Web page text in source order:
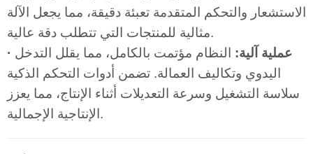
الاستشعار والتحكم المتقدمة تعبئة دقيقة، مما يجعل الآلة
مثالية للمنتجات التي تتطلب دقة عالية.
· عملية آلية: النظام مؤتمت بالكامل، مما يقلل التدخل
اليدوي وتكاليف العمالة. تضمن أدوات التحكم الذكية
سلاسة التشغيل وسرعة التعديلات أثناء الإنتاج، مما يعزز
الإنتاجية الإجمالية.